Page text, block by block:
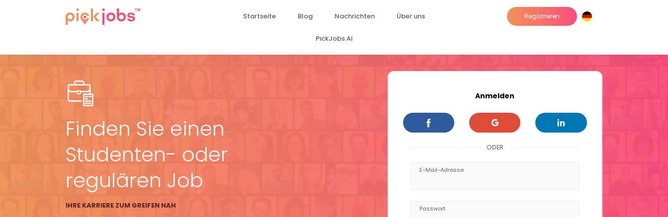
Startseite Blog Nachrichten Über uns
PickJobs Ai
Registrieren
Finden Sie einen
Studenten- oder
regulären Job
IHRE KARRIERE ZUM GREIFEN NAH
Anmelden
ODER
E-Mail-Adresse
Passwort